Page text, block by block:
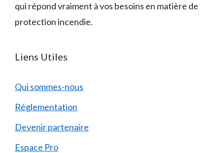
qui répond vraiment à vos besoins en matière de
protection incendie.
Liens Utiles
Qui sommes-nous
Réglementation
Devenir partenaire
Espace Pro